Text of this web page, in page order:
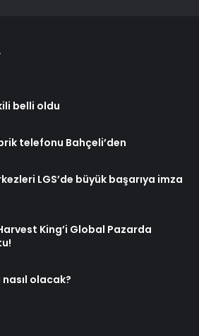
belli oldu
telefonu Bahçeli’den
LGS’de büyük başarıya imza
King’i Global Pazarda
olacak?